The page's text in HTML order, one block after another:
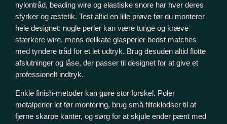
nylontråd, beading wire og elastiske snore har hver deres
styrker og æstetik. Test altid en lille prøve før du monterer
hele designet: nogle perler kan være tunge og kræve
stærkere wire, mens delikate glasperler bedst matches
med tyndere tråd for et let udtryk. Brug desuden altid flotte
afslutninger og låse, der passer til designet for at give et
professionelt indtryk.
Enkle finish-metoder kan gøre stor forskel. Poler
metalperler let før montering, brug små filteklodser til at
fjerne skarpe kanter, og sørg for at skjule ender pænt med